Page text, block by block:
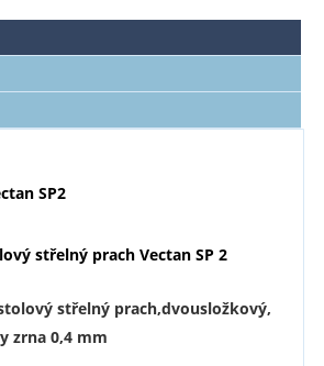
SP2
střelný prach Vectan SP 2
střelný prach,dvousložkový,
zrna 0,4 mm